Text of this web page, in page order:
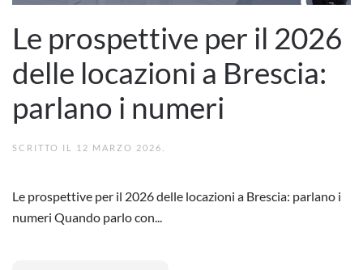
Le prospettive per il 2026
delle locazioni a Brescia:
parlano i numeri
SCRITTO IL 12 MARZO 2026
Le prospettive per il 2026 delle locazioni a Brescia: parlano i
numeri Quando parlo con...